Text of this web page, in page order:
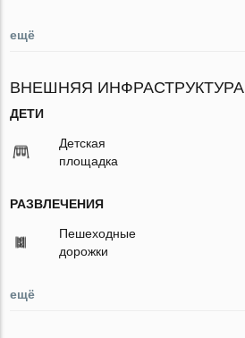
ещё
ВНЕШНЯЯ ИНФРАСТРУКТУРА
ДЕТИ
Детская
площадка
РАЗВЛЕЧЕНИЯ
Пешеходные
дорожки
ещё